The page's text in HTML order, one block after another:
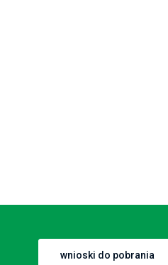
wnioski do pobrania